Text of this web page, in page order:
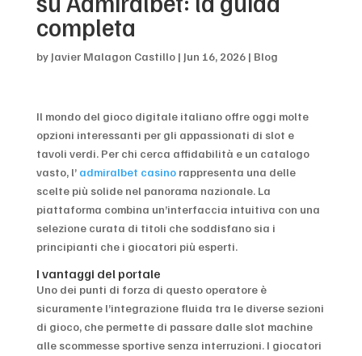
completa
by Javier Malagon Castillo| Jun 16, 2026| Blog
Il mondo del gioco digitale italiano offre oggi molte
opzioni interessanti per gli appassionati di slot e
tavoli verdi. Per chi cerca affidabilità e un catalogo
vasto, l’ admiralbet casinorappresenta una delle
scelte più solide nel panorama nazionale. La
piattaforma combina un’interfaccia intuitiva con una
selezione curata di titoli che soddisfano sia i
principianti che i giocatori più esperti.
I vantaggi del portale
Uno dei punti di forza di questo operatore è
sicuramente l’integrazione fluida tra le diverse sezioni
di gioco, che permette di passare dalle slot machine
alle scommesse sportive senza interruzioni. I giocatori